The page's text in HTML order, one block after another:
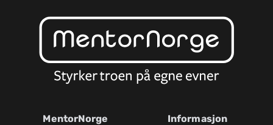
MentorNorge Informasjon